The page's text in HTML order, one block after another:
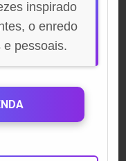
inspirado
o enredo
e pessoais.